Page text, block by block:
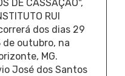
DE CASSAÇÃO",
RUI
dos dias 29
de outubro, na
MG.
José dos Santos